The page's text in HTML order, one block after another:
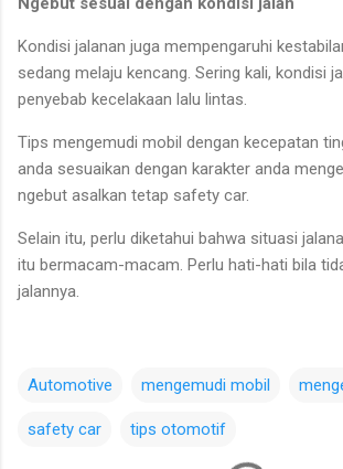
Kondisi jalanan juga mempengaruhi
sedang melaju kencang. Sering kali, kondisi
penyebab kecelakaan lalu lintas.
Tips mengemudi mobil dengan kecepatan
anda sesuaikan dengan karakter anda
ngebut asalkan tetap safety car.
Selain itu, perlu diketahui bahwa situasi
itu bermacam-macam. Perlu hati-hati bila
jalannya.
Automotive mengemudi mobil
safety car tips otomotif